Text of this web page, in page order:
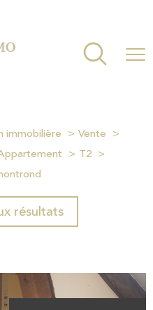
immobilière
Vente
T2
résultats